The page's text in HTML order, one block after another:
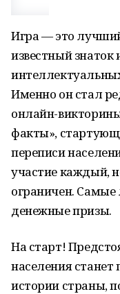
Игра — это
известный знаток
Именно он стал
онлайн-
факты»,
переписи
участие каждый,
ограничен.
денежные призы.
На старт!
населения станет
истории страны,